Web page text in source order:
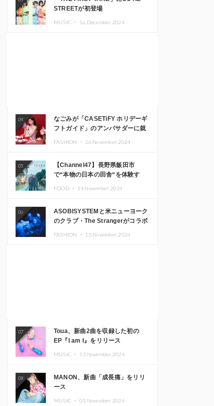
本を代表するDJ・クリエイターが
出演
STREETが初登場
MUSIC ・ 16.December.2024
04
なごみが「CASETiFY ホリデーギ
フトガイド」のアンバサダーに就
FASHION ・ 26.November.2024
05
【Channel47】長野県飯田市
で“本物の日本の田舎“を体験す
FOOD ・ 19.November.2024
06
ASOBISYSTEMと米ニューヨーク
のクラブ・The Strangerがコラボ
FASHION ・ 15.November.2024
07
Toua、新曲2曲を収録した初の
EP『I am I』をリリース
MUSIC ・ 13.November.2024
08
MANON、新曲「成長痛」をリリ
ース
MUSIC ・ 05.November.2024